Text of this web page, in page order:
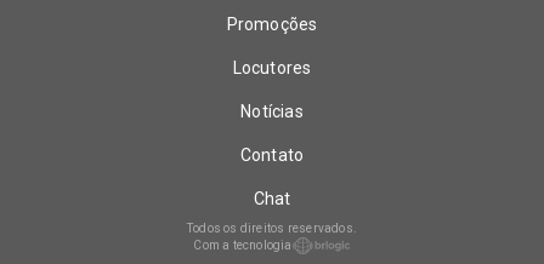
Promoções
Locutores
Notícias
Contato
Chat
Todos os direitos reservados.
Com a tecnologia